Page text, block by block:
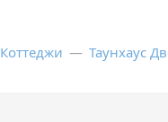
Коттеджи — Таунхаус